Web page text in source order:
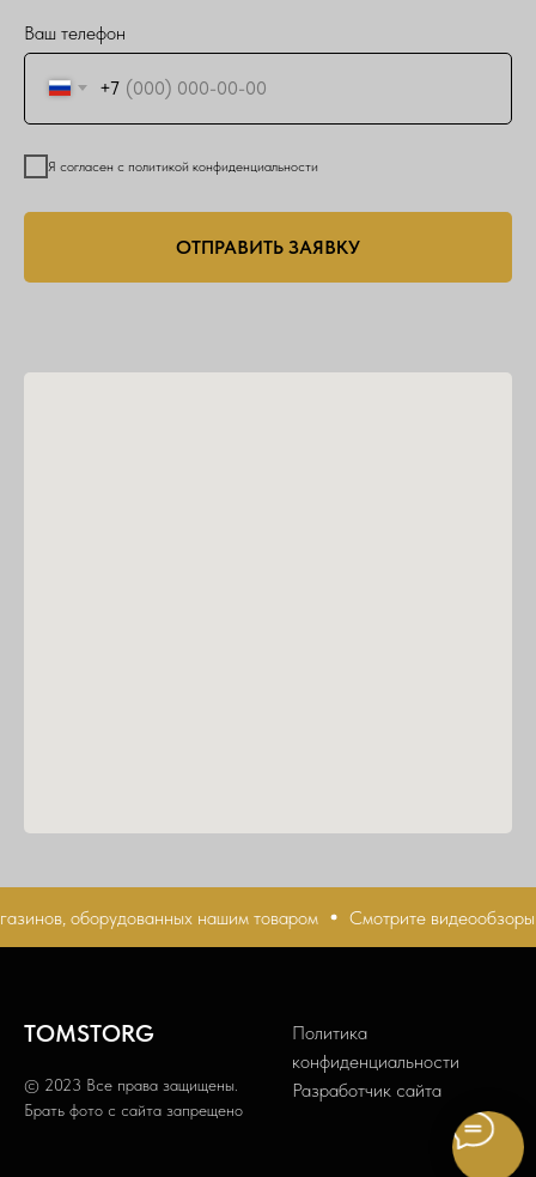
Ваш телефон
+7
Я согласен с политикой конфиденциальности
ОТПРАВИТЬ ЗАЯВКУ
оборудованных нашим товаром Смотрите видеообзоры
TOMSTORG
© 2023 Все права защищены.
Брать фото с сайта запрещено
Политика
конфиденциальности
Разработчик сайта